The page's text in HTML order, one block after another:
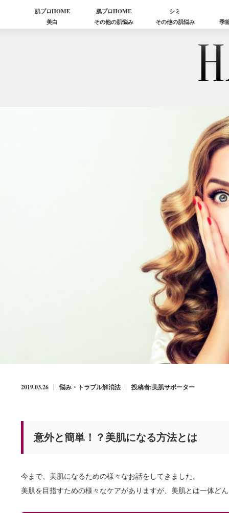
肌プロHOME 肌プロHOME
シミ
美白
その他の肌悩み その他の肌悩み 季
2019.03.26 悩み・トラブル解消法 投稿者:美肌サポーター
意外と簡単！？美肌になる方法とは
今まで、美肌になるための様々なお話をしてきました。
美肌を目指すための様々なケアがありますが、美肌とは一体ど